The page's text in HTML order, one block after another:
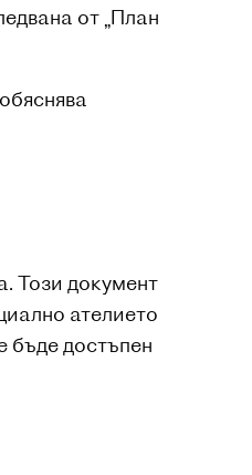
от „План
Този документ
ателието
бъде достъпен